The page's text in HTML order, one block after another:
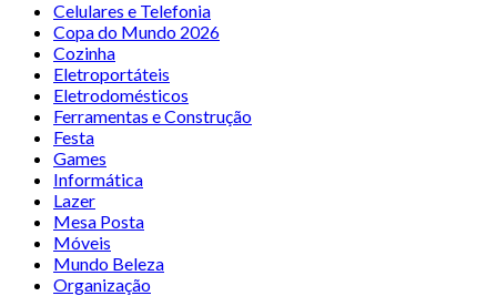
Celulares e Telefonia
Copa do Mundo 2026
Cozinha
Eletroportáteis
Eletrodomésticos
Ferramentas e Construção
Festa
Games
Informática
Lazer
Mesa Posta
Móveis
Mundo Beleza
Organização